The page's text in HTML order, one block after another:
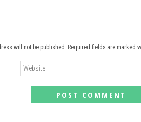
will not be published. Required fields are marked